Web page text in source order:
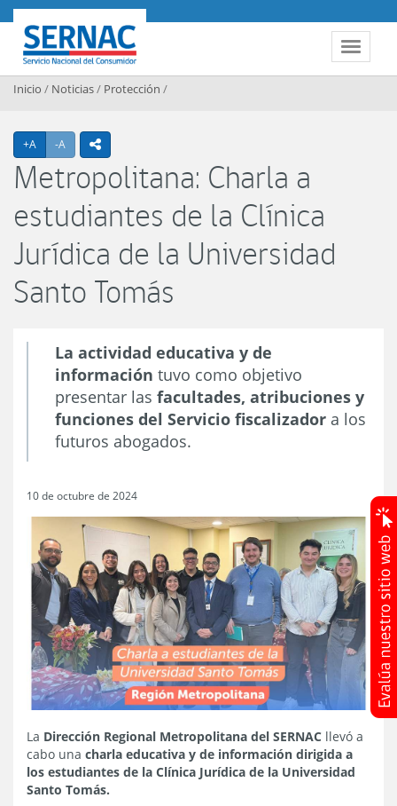
Contenido principal
Toggle
SERNAC
Inicio / Noticias/ Protección /
+A Agrandar texto
-A Achicar textoicono compartir
Metropolitana: Charla a
estudiantes de la Clínica
Jurídica de la Universidad
Santo Tomás
La actividad educativa y de
información tuvo como objetivo
presentar las facultades, atribuciones y
funciones del Servicio fiscalizador a los
futuros abogados.
10 de octubre de 2024
La Dirección Regional Metropolitana del SERNAC llevó a
cabo una charla educativa y de información dirigida a
los estudiantes de la Clínica Jurídica de la Universidad
Santo Tomás.